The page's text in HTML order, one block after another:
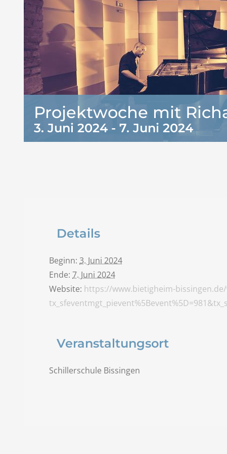
Projektwoche mit
3. Juni 2024 - 7. Juni 2024
Details
Beginn: 3. Juni 2024
Ende: 7. Juni 2024
Website: https://www.bietigheim-
Veranstaltungsort
Schillerschule Bissingen